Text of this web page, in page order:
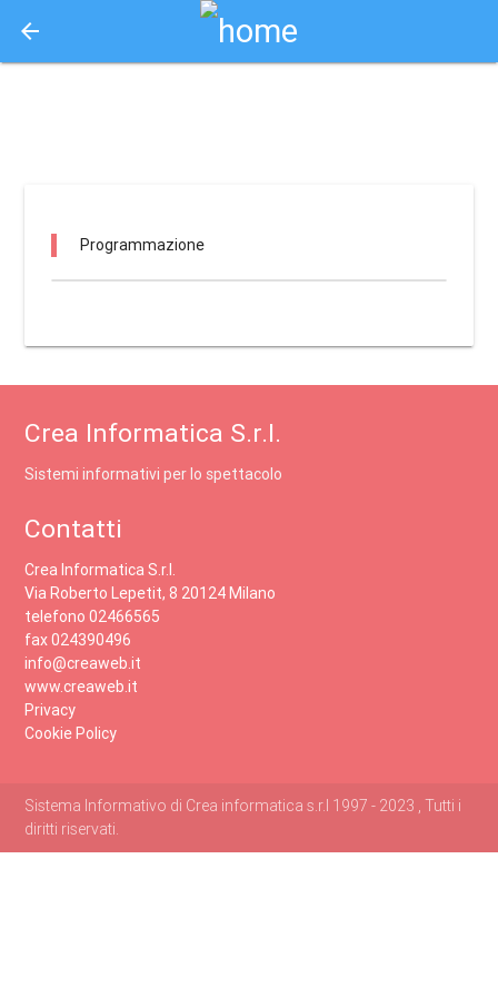
arrow_back
Programmazione
Crea Informatica S.r.l.
Sistemi informativi per lo spettacolo
Contatti
Crea Informatica S.r.l.
Via Roberto Lepetit, 8 20124 Milano
telefono 02466565
fax 024390496
info@creaweb.it
www.creaweb.it
Privacy
Cookie Policy
Sistema Informativo di Crea informatica s.r.l 1997 - 2023 , Tutti i
diritti riservati.